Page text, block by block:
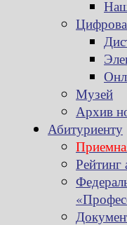
Музей
Архив
Абитуриенту
Рейтинг